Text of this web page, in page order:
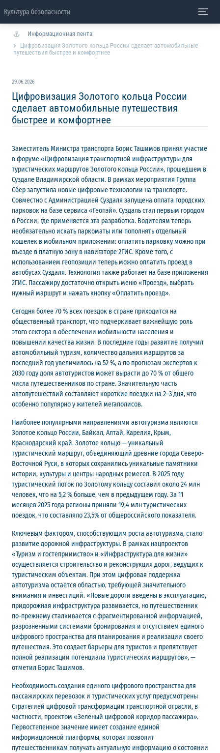
Культура безопасности
Информационная лента
Цифровизация Золотого кольца России сделает автомобильные
путешествия быстрее и комфортнее
29.06.2026
Цифровизация Золотого кольца России
сделает автомобильные путешествия
быстрее и комфортнее
Заместитель Министра транспорта Борис Ташимов принял участие
в форуме «Цифровизация транспортной инфраструктуры для
туристических маршрутов Золотого кольца России», прошедшем в
Суздале Владимирской области. В рамках мероприятия Группа
Сбер запустила новые цифровые технологии на транспорте.
Совместно с Администрацией Суздаля запущена оплата городских
парковок на базе сервиса «Геопэй». Суздаль стал первым городом
в России, где применяется эта разработка. Водителям теперь
необязательно искать паркоматы или пополнять отдельный
кошелек в мобильном приложении: оплатить парковку можно при
въезде в платную зону в навигаторе 2ГИС. Кроме того, с
использованием геопозиции теперь можно оплатить проезд в
автобусах Суздаля. Технология также работает на базе приложения
2ГИС. Пассажиру достаточно открыть меню «Проезд», выбрать
нужный маршрут и нажать кнопку «Оплатить проезд».
Сегодня более 70 % всех поездок в стране приходится на
общественный транспорт, что подчеркивает важнейшую роль
этого сектора в обеспечении мобильности населения и
повышении качества жизни. В последние годы развитие получил
автомобильный туризм, количество дальних маршрутов за
последний год увеличилось на 52 %, а по прогнозам экспертов к
2030 году доля автотуристов может вырасти до 70 % от общего
числа путешественников по стране. Значительную часть
автопутешествий составляют короткие поездки на 2–3 дня, что
особенно популярно у жителей мегаполисов.
Наиболее популярными направлениями автотуризма являются
Золотое кольцо России, Байкал, Алтай, Карелия, Крым,
Краснодарский край. Золотое кольцо — уникальный
туристический маршрут, объединяющий древние города Северо-
Восточной Руси, в которых сохранились уникальные памятники
истории, культуры и центры народных ремесел. В 2025 году
туристический поток по Золотому кольцу составил около 24 млн
человек, что на 5,2 % больше, чем в предыдущем году. За 11
месяцев 2025 года регионы приняли 19,4 млн туристических
поездок, что составляло 23,5% от общероссийского показателя.
Ключевым фактором, способствующим роста автотуризма, стало
развитие дорожной инфраструктуры. В рамках нацпроектов
«Туризм и гостеприимство» и «Инфраструктура для жизни»
осуществляется строительство и реконструкция дорог, ведущих к
туристическим объектам. При этом цифровая поддержка
автотуризма остается областью, требующей значительного
внимания и инвестиций. «Новые дороги введены в эксплуатацию,
придорожная инфраструктура развивается, но путешественник
по-прежнему сталкивается с фрагментированной информацией,
разрозненными системами бронирования и отсутствием единого
цифрового пространства для планирования и реализации своего
путешествия. Это создает барьеры для туристов и препятствует
полной реализации потенциала туристических маршрутов», —
отметил Борис Ташимов.
Необходимость создания единого цифрового пространства для
пассажирских перевозок и туристических услуг предусмотрены
Стратегией цифровой трансформации транспортной отрасли, в
частности, проектом «Зелёный цифровой коридор пассажира».
Первостепенное значение имеет создание единой
информационной платформы, которая позволит
путешественникам получать актуальную информацию о состоянии